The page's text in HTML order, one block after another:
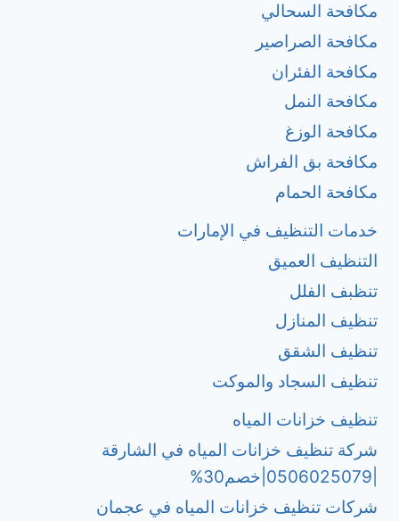
مكافحة السحالي
مكافحة الصراصير
مكافحة الفئران
مكافحة النمل
مكافحة الوزغ
مكافحة بق الفراش
مكافحة الحمام
خدمات التنظيف في الإمارات
التنظيف العميق
تنظبف الفلل
تنظيف المنازل
تنظيف الشقق
تنظيف السجاد والموكت
تنظيف خزانات المياه
شركة تنظيف خزانات المياه في الشارقة
شركات تنظيف خزانات المياه في عجمان